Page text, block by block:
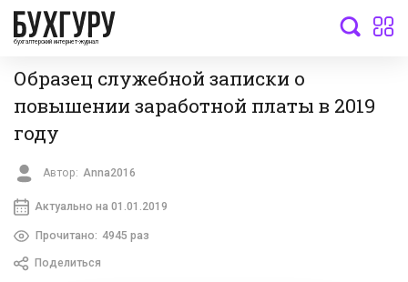
бухгалтерский интернет-журнал
Образец служебной записки о
повышении заработной платы в 2019
году
Автор: Anna2016
Актуально на 01.01.2019
Прочитано: 4945 раз
Поделиться